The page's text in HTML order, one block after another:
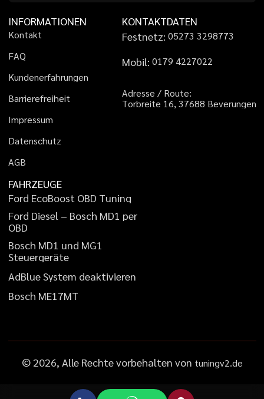
INFORMATIONEN
Kontakt
FAQ
Kundenerfahrungen
Barrierefreiheit
Impressum
Datenschutz
AGB
KONTAKTDATEN
Festnetz: 05273 3298773
Mobil: 01 79 4227022
Adresse / Route:
Torbreite 16, 37688 Beverungen
FAHRZEUGE
Ford EcoBoost OBD Tuning
Ford Diesel – Bosch MD1 per
OBD
Bosch MD1 und MG1
Steuergeräte
AdBlueSystem deaktivieren
Bosch ME17MT
© 2026, Alle Rechte vorbehalten von tuningv2.de